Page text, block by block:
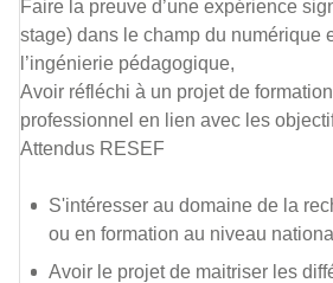
Faire la preuve d’une expérience
stage) dans le champ du numérique
l’ingénierie pédagogique,
Avoir réfléchi à un projet de
professionnel en lien avec les
Attendus RESEF
S'intéresser au domaine de la
ou en formation au niveau
Avoir le projet de maitriser les